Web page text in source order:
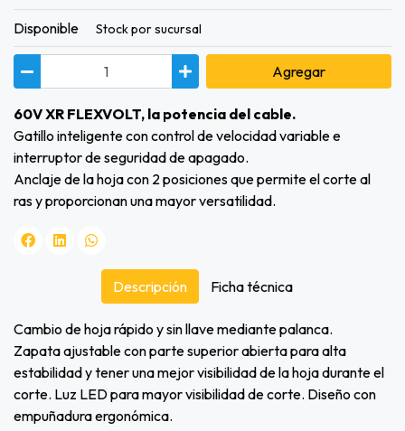
Disponible Stock por sucursal
Agregar
60V XR FLEXVOLT, la potencia del cable.
Gatillo inteligente con control de velocidad variable e
interruptor de seguridad de apagado.
Anclaje de la hoja con 2 posiciones que permite el corte al
ras y proporcionan una mayor versatilidad.
Cambio de hoja rápido y sin llave mediante palanca.
Zapata ajustable con parte superior abierta para alta
estabilidad y tener una mejor visibilidad de la hoja durante el
corte. Luz LED para mayor visibilidad de corte. Diseño con
empuñadura ergonómica.
Descripción Ficha técnica